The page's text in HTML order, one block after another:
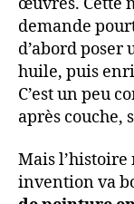
demande
d’abord poser
huile, puis
C’est un peu
après couche,
Mais l’histoire
invention va